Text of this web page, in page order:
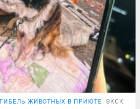
ГИБЕЛЬ ЖИВОТНЫХ В ПРИЮТЕ